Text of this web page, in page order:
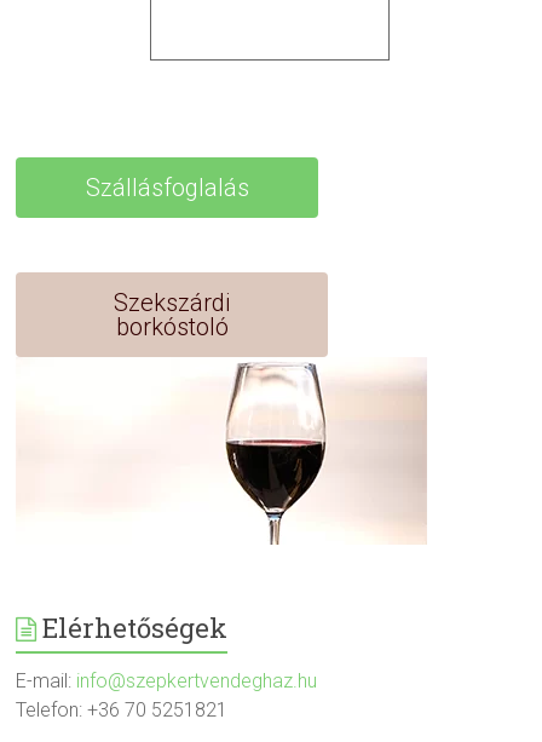
Szállásfoglalás
Szekszárdi
borkóstoló
Elérhetőségek
E-mail: info@szepkertvendeghaz.hu
Telefon: +36 70 5251821